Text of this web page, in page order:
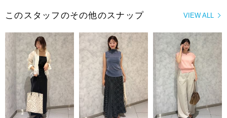
VIEW ALL
このスタッフのその他のスナップ